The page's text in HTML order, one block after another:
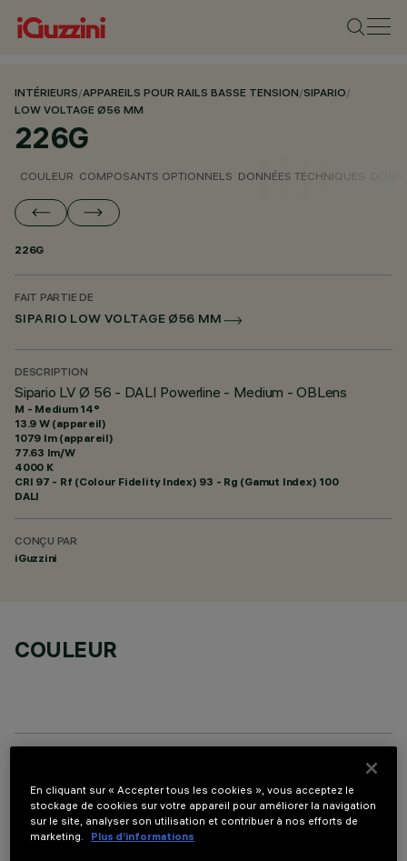
INTÉRIEURS/APPAREILS POUR RAILS BASSE TENSION/SIPARIO/
LOW VOLTAGE Ø56 MM
226G
COULEUR COMPOSANTS OPTIONNELS DONNÉES TECHNIQUES
226G
FAIT PARTIE DE
SIPARIO LOW VOLTAGE Ø56 MM
DESCRIPTION
Sipario LV Ø 56 - DALI Powerline - Medium - OBLens
M - Medium 14°
13.9 W (appareil)
1079 lm (appareil)
77.63 lm/W
4000 K
CRI 97 - Rf (Colour Fidelity Index) 93 - Rg (Gamut Index) 100
DALI
CONÇU PAR
iGuzzini
COULEUR
COMPOSANTS OPTIONNELS
En cliquant sur « Accepter tous les cookies », vous acceptez le
stockage de cookies sur votre appareil pour améliorer la navigation
sur le site, analyser son utilisation et contribuer à nos efforts de
marketing.
Plus d’informations